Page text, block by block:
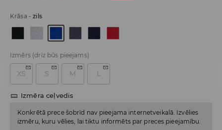
Krāsa -zils
Izmērs (drīz būs pieejams)
XS S M L
Izmēra ceļvedis
Konkrētā prece šobrīd nav pieejama internetveikalā. Izvēlies
izmēru, kuru vēlies, lai tiktu informēts par preces pieejamību.